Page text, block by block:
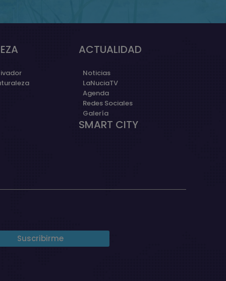
ACTUALIDAD
Noticias
LaNuciaTV
Agenda
Redes Sociales
Galería
SMART CITY